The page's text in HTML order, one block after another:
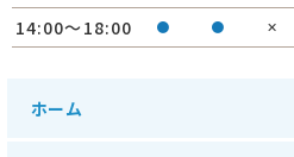
14:00～18:00 ● ● ✕
ホーム